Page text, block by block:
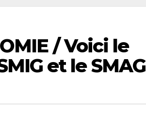
/ Voici le
et le SMAG